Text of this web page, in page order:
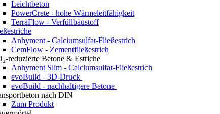
Leichtbeton
PowerCrete - hohe Wärmeleitfähigkeit
TerraFlow - Verfüllbaustoff
Anhyment - Calciumsulfat-Fließestrich
CemFlow - Zementfließestrich
reduzierte Betone & Estriche
Anhyment Slim - Calciumsulfat-Fließestrich
evoBuild - 3D-Druck
evoBuild - nachhaltigere Betone
nach DIN
Zum Produkt